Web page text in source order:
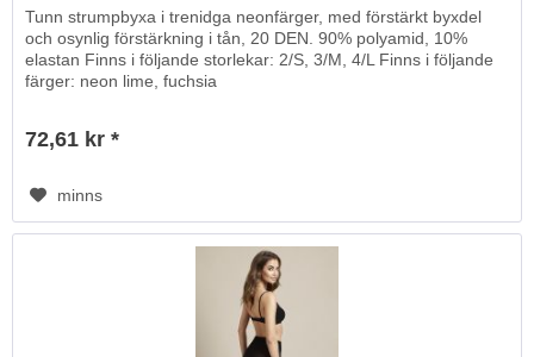
Tunn strumpbyxa i trenidga neonfärger, med förstärkt byxdel
och osynlig förstärkning i tån, 20 DEN. 90% polyamid, 10%
elastan Finns i följande storlekar: 2/S, 3/M, 4/L Finns i följande
färger: neon lime, fuchsia
72,61 kr *
minns